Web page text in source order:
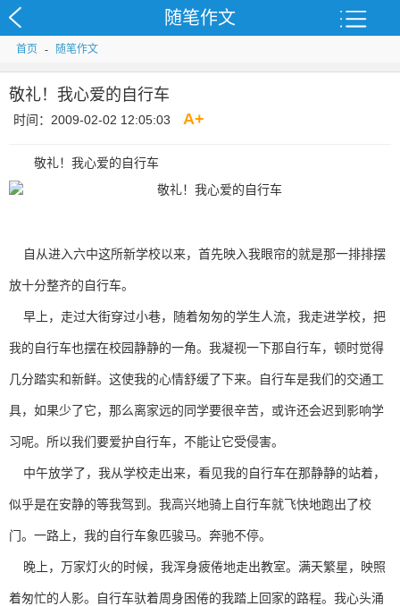
随笔作文
首页 - 随笔作文
敬礼！我心爱的自行车
时间：2009-02-02 12:05:03 A+
敬礼！我心爱的自行车
自从进入六中这所新学校以来，首先映入我眼帘的就是那一排排摆
放十分整齐的自行车。
早上，走过大街穿过小巷，随着匆匆的学生人流，我走进学校，把
我的自行车也摆在校园静静的一角。我凝视一下那自行车，顿时觉得
几分踏实和新鲜。这使我的心情舒缓了下来。自行车是我们的交通工
具，如果少了它，那么离家远的同学要很辛苦，或许还会迟到影响学
习呢。所以我们要爱护自行车，不能让它受侵害。
中午放学了，我从学校走出来，看见我的自行车在那静静的站着，
似乎是在安静的等我驾到。我高兴地骑上自行车就飞快地跑出了校
门。一路上，我的自行车象匹骏马。奔驰不停。
晚上，万家灯火的时候，我浑身疲倦地走出教室。满天繁星，映照
着匆忙的人影。自行车驮着周身困倦的我踏上回家的路程。我心头涌